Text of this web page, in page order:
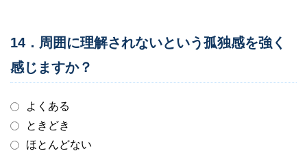
14．周囲に理解されないという孤独感を強く
感じますか？
よくある
ときどき
ほとんどない